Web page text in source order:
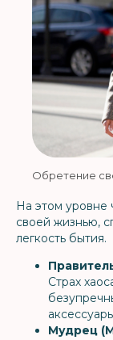
Обретение
На этом уровне
своей жизнью,
легкость бытия.
Страх
Мудрец